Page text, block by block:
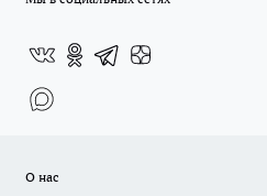
О нас